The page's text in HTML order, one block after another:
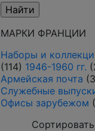
МАРКИ ФРАНЦИИ
Наборы и
(114) 1946-1960 гг.
Армейская почта
Служебные
Офисы зарубежом